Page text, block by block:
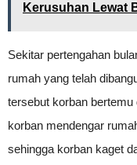
Kerusuhan Lewat
Sekitar pertengahan
rumah yang telah
tersebut korban
korban mendengar
sehingga korban kaget